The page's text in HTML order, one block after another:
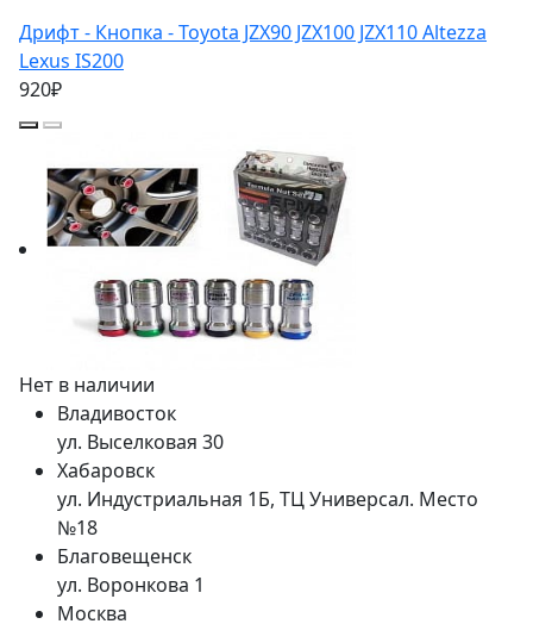
Дрифт - Кнопка - Toyota JZX90 JZX100 JZX110 Altezza
Lexus IS200
920₽
Нет в наличии
Владивосток
ул. Выселковая 30
Хабаровск
ул. Индустриальная 1Б, ТЦ Универсал. Место
№18
Благовещенск
ул. Воронкова 1
Москва